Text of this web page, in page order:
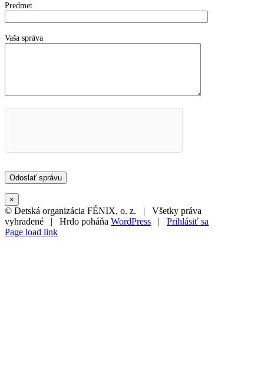
Predmet
Vaša správa
×
© Detská organizácia FÉNIX, o. z. | Všetky práva
vyhradené | Hrdo poháňa WordPress
Prihlásiť sa
Page load link